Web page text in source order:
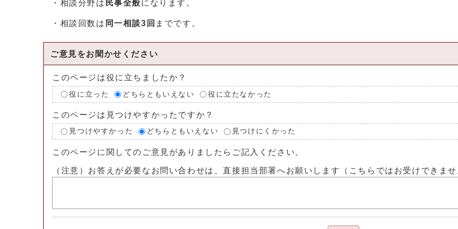
・相談分野は 民事全般になります。
・相談回数は 同一相談3回 までです。
ご意見をお聞かせください
このページは役に立ちましたか？
役に立った どちらともいえない 役に立たなかった
このページは見つけやすかったですか？
見つけやすかった どちらともいえない 見つけにくかった
このページに関してのご意見がありましたらご記入ください。
（注意）お答えが必要なお問い合わせは、直接担当部署へお願いします（こちらではお受けできま